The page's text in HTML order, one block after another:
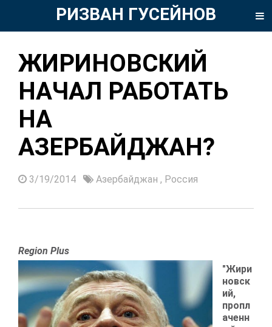
РИЗВАН ГУСЕЙНОВ
ЖИРИНОВСКИЙ
НАЧАЛ РАБОТАТЬ
НА
АЗЕРБАЙДЖАН?
3/19/2014 Азербайджан , Россия
Region Plus
"Жири
новск
ий,
пропл
аченн